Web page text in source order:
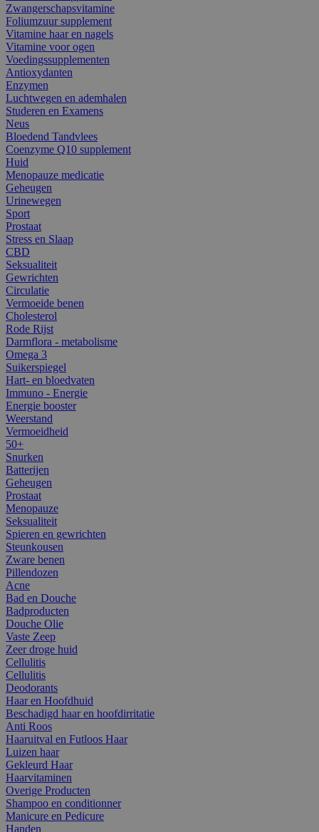
Zwangerschapsvitamine
Foliumzuur supplement
Vitamine haar en nagels
Vitamine voor ogen
Voedingssupplementen
Antioxydanten
Enzymen
Luchtwegen en ademhalen
Studeren en Examens
Neus
Bloedend Tandvlees
Coenzyme Q10 supplement
Huid
Menopauze medicatie
Geheugen
Urinewegen
Sport
Prostaat
Stress en Slaap
CBD
Seksualiteit
Gewrichten
Circulatie
Vermoeide benen
Cholesterol
Rode Rijst
Darmflora - metabolisme
Omega 3
Suikerspiegel
Hart- en bloedvaten
Immuno - Energie
Energie booster
Weerstand
Vermoeidheid
50+
Snurken
Batterijen
Geheugen
Prostaat
Menopauze
Seksualiteit
Spieren en gewrichten
Steunkousen
Zware benen
Pillendozen
Acne
Bad en Douche
Badproducten
Douche Olie
Vaste Zeep
Zeer droge huid
Cellulitis
Cellulitis
Deodorants
Haar en Hoofdhuid
Beschadigd haar en hoofdirritatie
Anti Roos
Haaruitval en Futloos Haar
Luizen haar
Gekleurd Haar
Haarvitaminen
Overige Producten
Shampoo en conditionner
Manicure en Pedicure
Handen